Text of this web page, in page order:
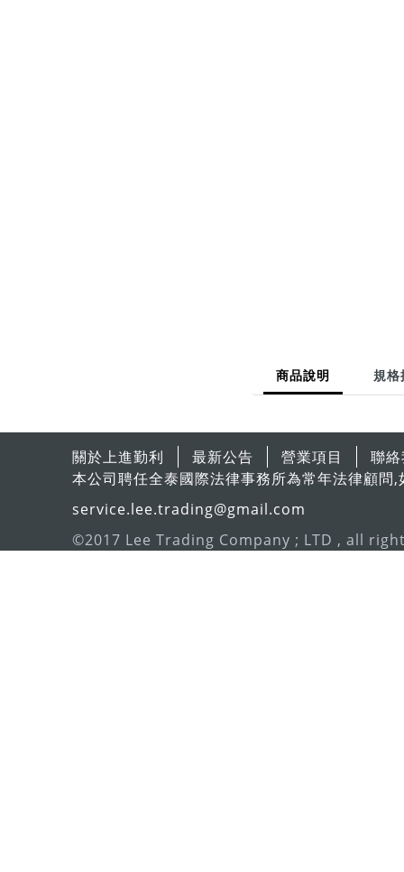
商品說明 規格
關於上進勤利 最新公告 營業項目
聯
本公司聘任全泰國際法律事務所為常年法律顧
service.lee.trading@gmail.com
©2017 Lee Trading Company ; LTD , all